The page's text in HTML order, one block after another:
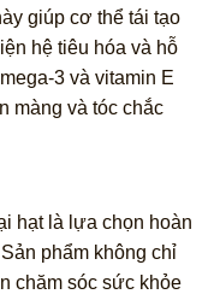
giúp cơ thể tái tạo
hệ tiêu hóa và hỗ
3 và vitamin E
màng và tóc chắc
hạt là lựa chọn hoàn
phẩm không chỉ
chăm sóc sức khỏe